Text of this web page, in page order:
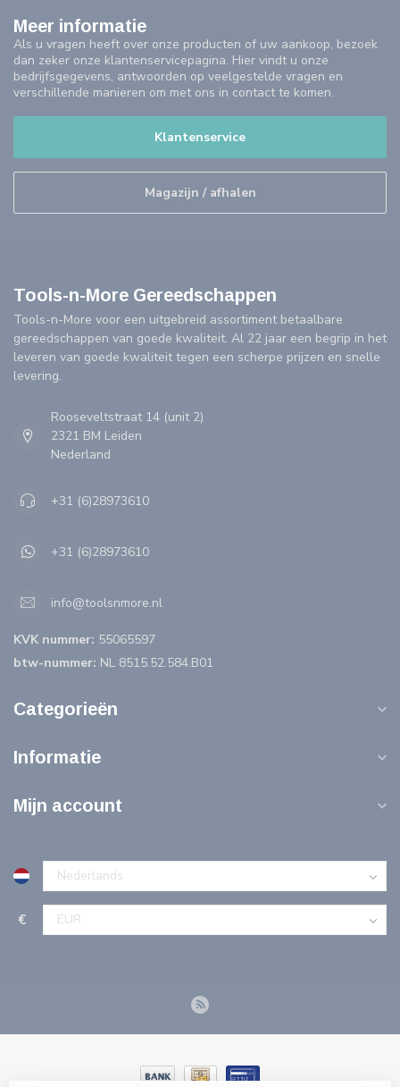
Meer informatie
Als u vragen heeft over onze producten of uw aankoop, bezoek
dan zeker onze klantenservicepagina. Hier vindt u onze
bedrijfsgegevens, antwoorden op veelgestelde vragen en
verschillende manieren om met ons in contact te komen.
Klantenservice
Magazijn / afhalen
Tools-n-More Gereedschappen
Tools-n-More voor een uitgebreid assortiment betaalbare
gereedschappen van goede kwaliteit. Al 22 jaar een begrip in het
leveren van goede kwaliteit tegen een scherpe prijzen en snelle
levering.
Rooseveltstraat 14 (unit 2)
2321 BM Leiden
Nederland
+31 (6)28973610
+31 (6)28973610
info@toolsnmore.nl
KVK nummer: 55065597
btw-nummer: NL 8515.52.584.B01
Categorieën
Informatie
Mijn account
€